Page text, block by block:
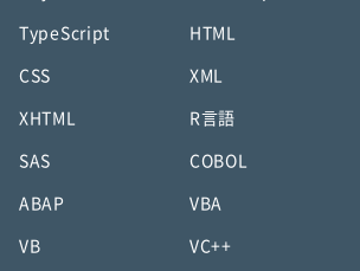
TypeScript HTML
CSS XML
XHTML R言語
SAS COBOL
ABAP VBA
VB VC++